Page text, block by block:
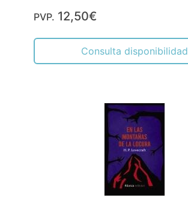
PVP. 12,50€
Consulta disponibilidad